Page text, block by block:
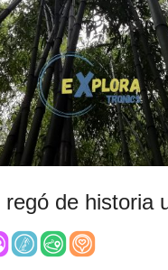
de historia